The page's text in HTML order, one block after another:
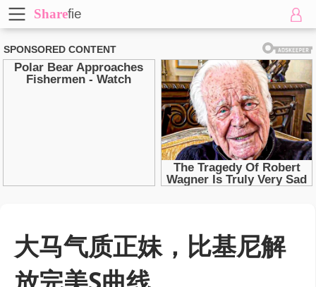
Sharefie
大马气质正妹，比基尼解